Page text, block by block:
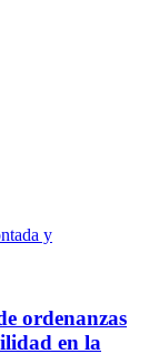
ordenanzas
en la